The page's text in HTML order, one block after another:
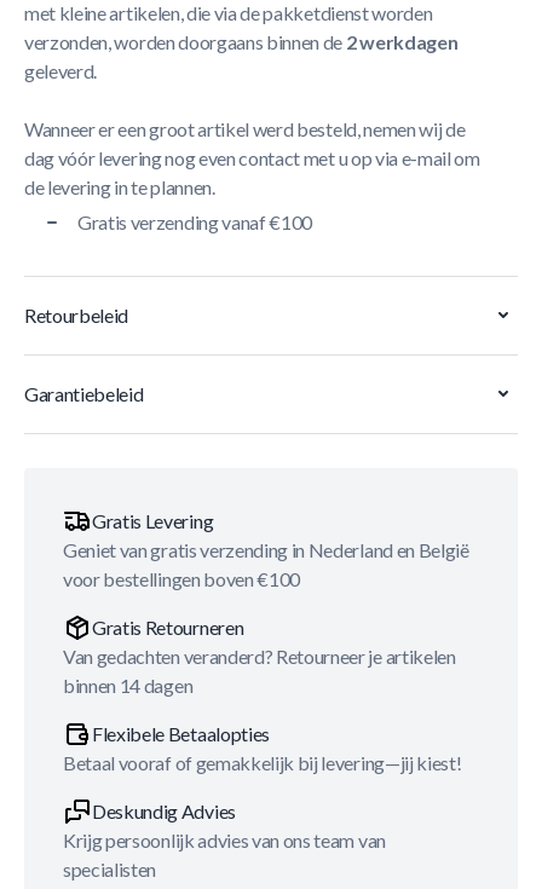
met kleine artikelen, die via de pakketdienst worden
verzonden, worden doorgaans binnen de 2 werkdagen
geleverd.
Wanneer er een groot artikel werd besteld, nemen wij de
dag vóór levering nog even contact met u op via e-mail om
de levering in te plannen.
Gratis verzending vanaf €100
Retourbeleid
Garantiebeleid
Gratis Levering
Geniet van gratis verzending in Nederland en België
voor bestellingen boven €100
Gratis Retourneren
Van gedachten veranderd? Retourneer je artikelen
binnen 14 dagen
Flexibele Betaalopties
Betaal vooraf of gemakkelijk bij levering—jij kiest!
Deskundig Advies
Krijg persoonlijk advies van ons team van
specialisten